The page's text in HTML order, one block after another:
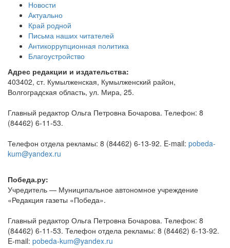
Новости
Актуально
Край родной
Письма наших читателей
Антикоррупционная политика
Благоустройство
Адрес редакции и издательства:
403402, ст. Кумылженская, Кумылженский район,
Волгоградская область, ул. Мира, 25.
Главный редактор Ольга Петровна Бочарова. Телефон: 8
(84462) 6-11-53.
Телефон отдела рекламы: 8 (84462) 6-13-92. E-mail: pobeda-
kum@yandex.ru
Победа.ру:
Учредитель — Муниципальное автономное учреждение
«Редакция газеты «Победа».
Главный редактор Ольга Петровна Бочарова. Телефон: 8
(84462) 6-11-53. Телефон отдела рекламы: 8 (84462) 6-13-92.
E-mail: pobeda-kum@yandex.ru